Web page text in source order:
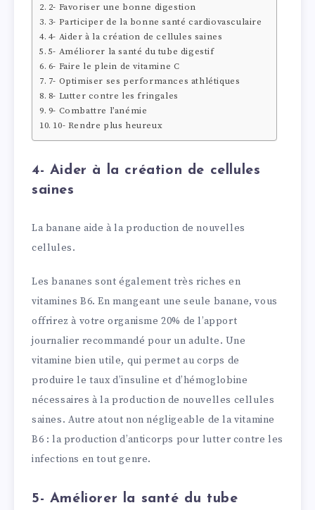
2- Favoriser une bonne digestion
3- Participer de la bonne santé cardiovasculaire
4- Aider à la création de cellules saines
5- Améliorer la santé du tube digestif
6- Faire le plein de vitamine C
7- Optimiser ses performances athlétiques
8- Lutter contre les fringales
9- Combattre l’anémie
10- Rendre plus heureux
4- Aider à la création de cellules
saines
La banane aide à la production de nouvelles
cellules.
Les bananes sont également très riches en
vitamines B6. En mangeant une seule banane, vous
offrirez à votre organisme 20% de l’apport
journalier recommandé pour un adulte. Une
vitamine bien utile, qui permet au corps de
produire le taux d’insuline et d’hémoglobine
nécessaires à la production de nouvelles cellules
saines. Autre atout non négligeable de la vitamine
B6 : la production d’anticorps pour lutter contre les
infections en tout genre.
5- Améliorer la santé du tube